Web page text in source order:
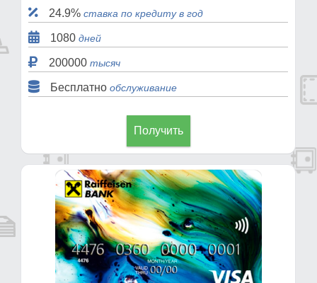
24.9% ставка по кредиту в год
1080 дней
200000 тысяч
Бесплатно обслуживание
Получить